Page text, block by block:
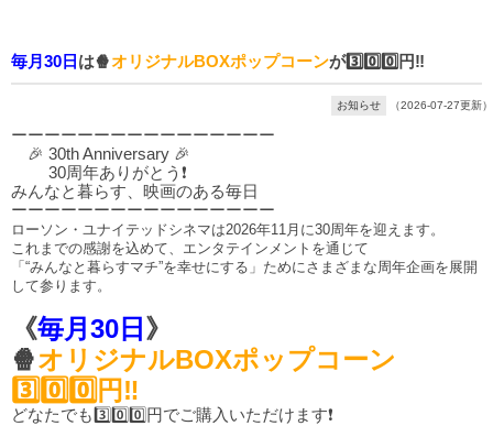
毎月30日 は🍿オリジナルBOXポップコーンが3️⃣0️⃣0️⃣円‼️
お知らせ （2026-07-27更新）
ーーーーーーーーーーーーーーーー
🎉 30th Anniversary 🎉
30周年ありがとう❗
みんなと暮らす、映画のある毎日
ーーーーーーーーーーーーーーーー
ローソン・ユナイテッドシネマは2026年11月に30周年を迎えます。
これまでの感謝を込めて、エンタテインメントを通じて
「“みんなと暮らすマチ”を幸せにする」ためにさまざまな周年企画を展開
して参ります。
《毎月30日 》
🍿オリジナルBOXポップコーン
3️⃣0️⃣0️⃣円‼️
どなたでも3️⃣0️⃣0️⃣円でご購入いただけます❗